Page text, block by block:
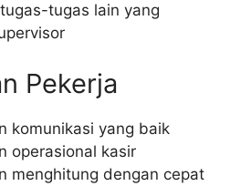
tugas lain yang
Pekerja
komunikasi yang baik
operasional kasir
menghitung dengan cepat